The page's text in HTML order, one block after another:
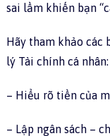
sai lầm khiến bạn
Hãy tham khảo các
lý Tài chính cá nhân:
– Hiểu rõ tiền của
– Lập ngân sách –